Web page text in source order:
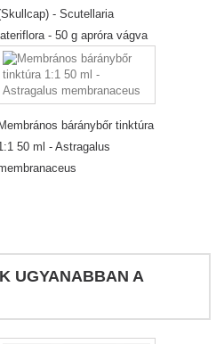
- Scutellaria
- 50 g apróra vágva
báránybőr tinktúra
50 ml - Astragalus
UGYANABBAN A